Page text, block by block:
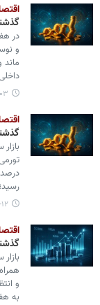
و
و
به